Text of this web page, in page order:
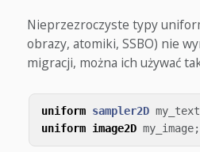
Nieprzezroczyste typy
obrazy, atomiki, SSBO) nie
migracji, można ich używać
uniform sampler2D
uniform image2D my_image;